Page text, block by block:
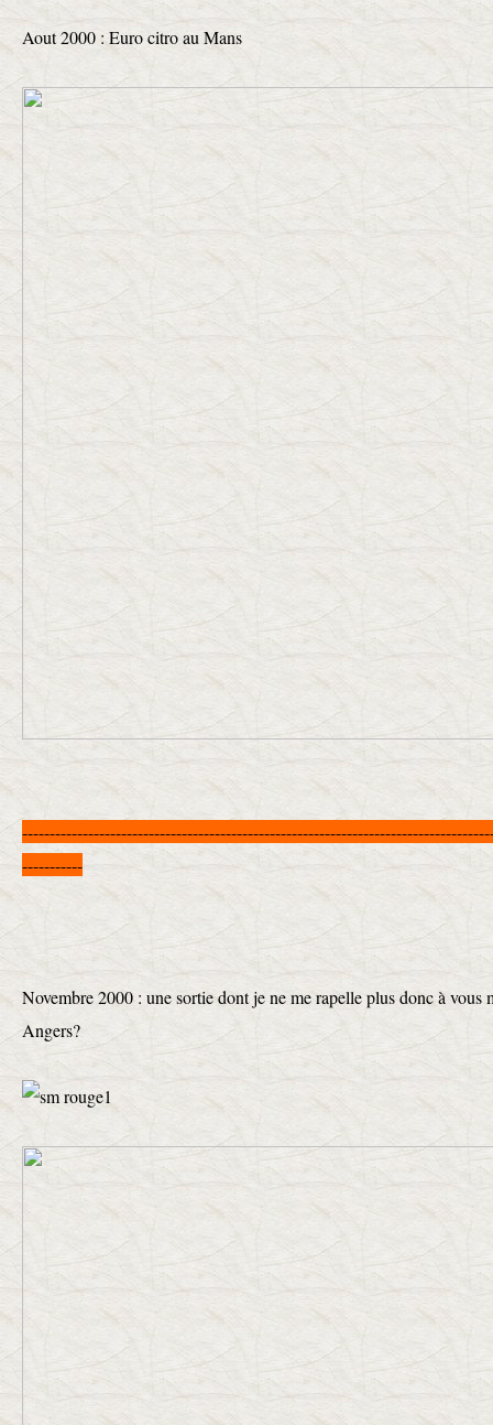
Aout 2000 : Euro citro au Mans
-----------
Novembre 2000 : une sortie dont je ne me rapelle plus donc à vous
Angers?